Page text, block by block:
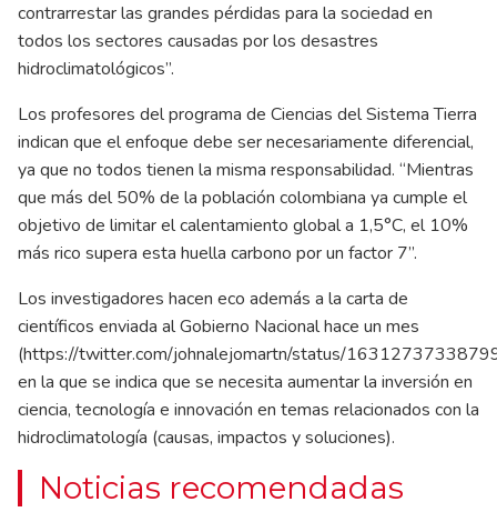
contrarrestar las grandes pérdidas para la sociedad en
todos los sectores causadas por los desastres
hidroclimatológicos”.
Los profesores del programa de Ciencias del Sistema Tierra
indican que el enfoque debe ser necesariamente diferencial,
ya que no todos tienen la misma responsabilidad. “Mientras
que más del 50% de la población colombiana ya cumple el
objetivo de limitar el calentamiento global a 1,5°C, el 10%
más rico supera esta huella carbono por un factor 7”.
Los investigadores hacen eco además a la carta de
científicos enviada al Gobierno Nacional hace un mes
(https://twitter.com/johnalejomartn/status/
en la que se indica que se necesita aumentar la inversión en
ciencia, tecnología e innovación en temas relacionados con la
hidroclimatología (causas, impactos y soluciones).
Noticias recomendadas